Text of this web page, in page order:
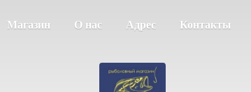
Магазин О нас Адрес Контакты